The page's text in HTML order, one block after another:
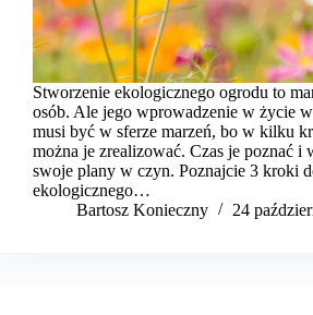
Stworzenie ekologicznego ogrodu to
osób. Ale jego wprowadzenie w życie
musi być w sferze marzeń, bo w kilku
można je zrealizować. Czas je poznać i
swoje plany w czyn. Poznajcie 3 kroki
ekologicznego…
Bartosz Konieczny
24